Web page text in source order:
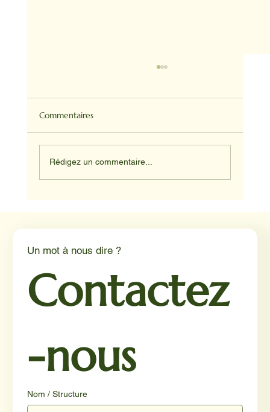
Commentaires
Rédigez un commentaire...
Un mot à nous dire ?
Contactez
-nous
Nom / Structure